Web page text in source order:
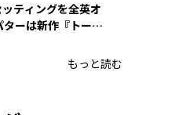
ティングを全英オ
ターは新作『トーチ
もっと読む